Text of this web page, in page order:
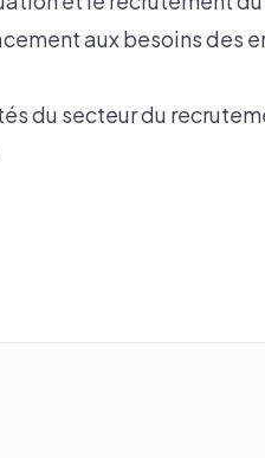
aux besoins des
du secteur du